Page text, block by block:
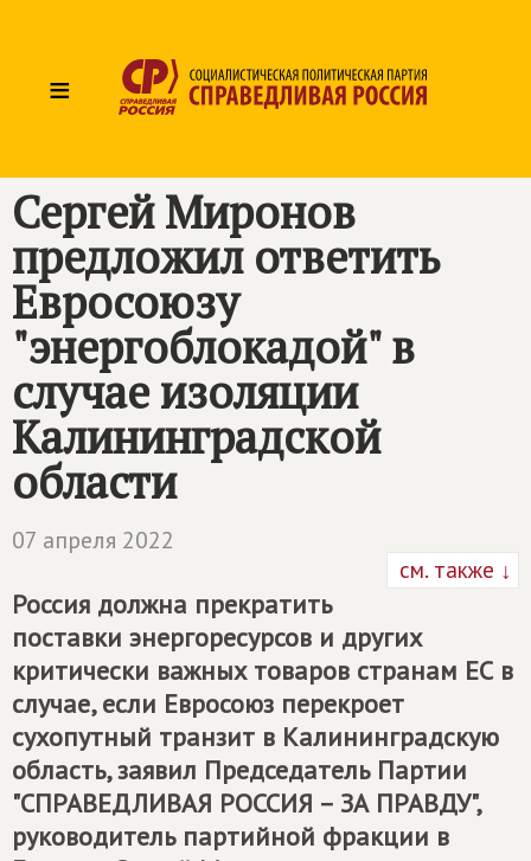
≡
Сергей Миронов
предложил ответить
Евросоюзу
"энергоблокадой" в
случае изоляции
Калининградской
области
07 апреля 2022
см. также ↓
Россия должна прекратить
поставки энергоресурсов и других
критически важных товаров странам ЕС в
случае, если Евросоюз перекроет
сухопутный транзит в Калининградскую
область, заявил Председатель Партии
"СПРАВЕДЛИВАЯ РОССИЯ – ЗА ПРАВДУ",
руководитель партийной фракции в